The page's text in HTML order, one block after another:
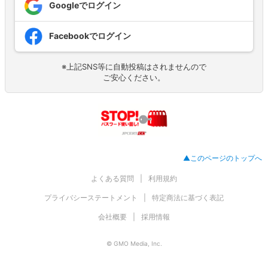
Googleでログイン
Facebookでログイン
※上記SNS等に自動投稿はされませんので
ご安心ください。
▲このページのトップへ
よくある質問 利用規約
プライバシーステートメント 特定商法に基づく表記
会社概要 採用情報
© GMO Media, Inc.